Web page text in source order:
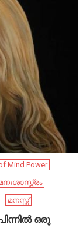
Mind Power
മനസ്സ്
ഒരു